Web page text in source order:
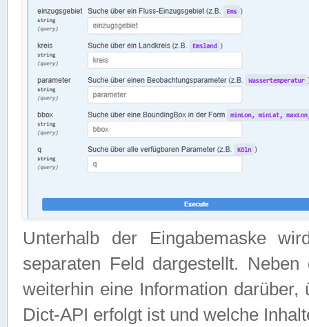
Unterhalb der Eingabemaske
separaten Feld dargestellt.
weiterhin eine Information
Dict-API erfolgt ist und welche